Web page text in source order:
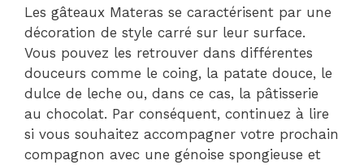
Les gâteaux Materas se caractérisent par une
décoration de style carré sur leur surface.
Vous pouvez les retrouver dans différentes
douceurs comme le coing, la patate douce, le
dulce de leche ou, dans ce cas, la pâtisserie
au chocolat. Par conséquent, continuez à lire
si vous souhaitez accompagner votre prochain
compagnon avec une génoise spongieuse et